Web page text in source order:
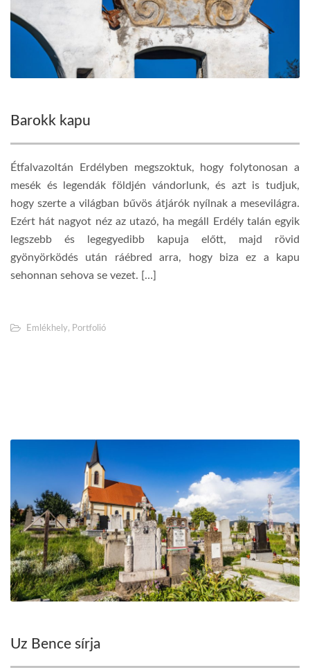
Barokk kapu
Étfalvazoltán Erdélyben megszoktuk, hogy folytonosan a
mesék és legendák földjén vándorlunk, és azt is tudjuk,
hogy szerte a világban bűvös átjárók nyílnak a mesevilágra.
Ezért hát nagyot néz az utazó, ha megáll Erdély talán egyik
legszebb és legegyedibb kapuja előtt, majd rövid
gyönyörködés után ráébred arra, hogy biza ez a kapu
sehonnan sehova se vezet. […]
Emlékhely, Portfolió
Uz Bence sírja